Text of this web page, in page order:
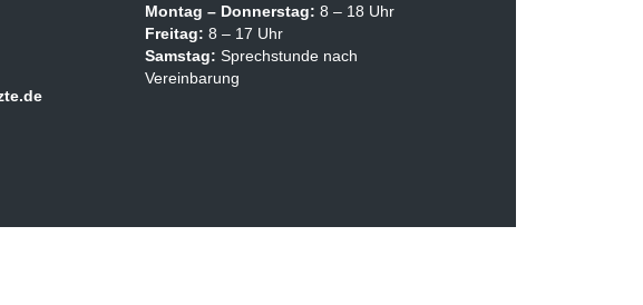
Montag – Donnerstag: 8 – 18 Uhr
Freitag: 8 – 17 Uhr
Samstag: Sprechstunde nach
Vereinbarung